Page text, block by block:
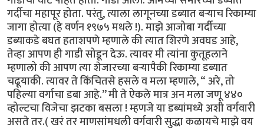
गर्दीचा महापूर होता. परंतु, त्याला लागूनच्या डब्यात बऱ्याच रिकाम्या
जागा होत्या (हे वर्णन १९७५ मधले !). माझे आजोबा गर्दीच्या
डब्याकडे बघत हताशपणे म्हणाले की त्यात शिरणे अवघड आहे,
तेव्हा आपण ही गाडी सोडून देऊ. त्यावर मी त्यांना कुतूहलाने
म्हणालो की आपण त्या शेजारच्या बऱ्यापैकी रिकाम्या डब्यात
चढूयाकी. त्यावर ते किंचितसे हसले व मला म्हणाले, “ अरे, तो
पहिल्या वर्गाचा डबा आहे.’’ मी ते ऐकले मात्र अन मला जणू ४४०
व्होल्टचा विजेचा झटका बसला ! म्हणजे या डब्यांमध्ये अशी वर्गवारी
असते तर.( खरं तर माणसांमधली वर्गवारी सुद्धा कळायचे माझे वय